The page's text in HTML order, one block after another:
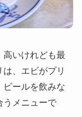
いけれども最
、エビがプリ
ールを飲みな
うメニューで